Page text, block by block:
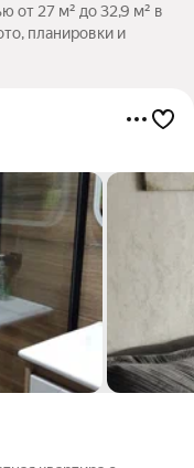
от 27 м² до 32,9 м² в
планировки и